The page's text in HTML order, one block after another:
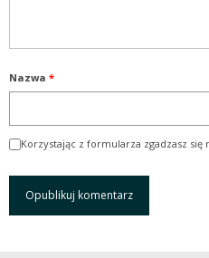
Nazwa *
Korzystając z formularza zgadzasz